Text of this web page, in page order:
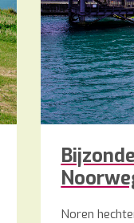
Noren